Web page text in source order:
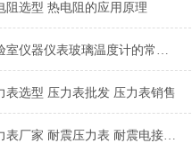
阻选型 热电阻的应用原理
实验室仪器仪表玻璃温度计的常见种类
表选型 压力表批发 压力表销售
压力表厂家 耐震压力表 耐震电接点压力表 隔膜压力表